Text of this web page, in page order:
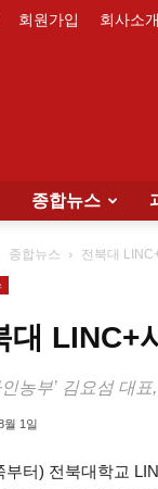
회원가입 회사소개
종합뉴스
종합뉴스 전북대
대 LINC+
인농부’ 김요섬 대
월 1일
터) 전북대학교